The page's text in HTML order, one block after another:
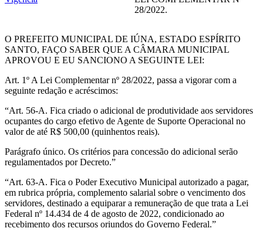
28/2022.
O PREFEITO MUNICIPAL DE IÚNA, ESTADO ESPÍRITO
SANTO, FAÇO SABER QUE A CÂMARA MUNICIPAL
APROVOU E EU SANCIONO A SEGUINTE LEI:
Art. 1º A Lei Complementar nº 28/2022, passa a vigorar com a
seguinte redação e acréscimos:
“Art. 56-A. Fica criado o adicional de produtividade aos servidores
ocupantes do cargo efetivo de Agente de Suporte Operacional no
valor de até R$ 500,00 (quinhentos reais).
Parágrafo único. Os critérios para concessão do adicional serão
regulamentados por Decreto.”
“Art. 63-A. Fica o Poder Executivo Municipal autorizado a pagar,
em rubrica própria, complemento salarial sobre o vencimento dos
servidores, destinado a equiparar a remuneração de que trata a Lei
Federal nº 14.434 de 4 de agosto de 2022, condicionado ao
recebimento dos recursos oriundos do Governo Federal.”